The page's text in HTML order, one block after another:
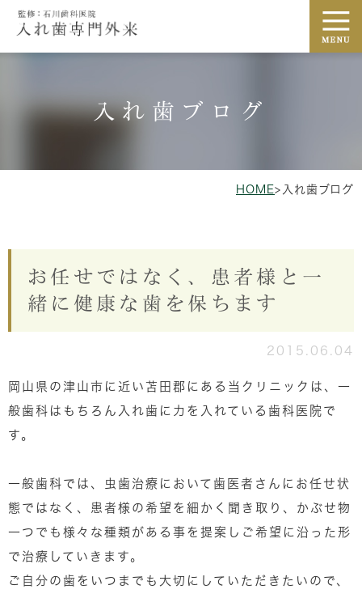
入れ歯ブログ
HOME> 入れ歯ブログ
お任せではなく、患者様と一
緒に健康な歯を保ちます
2015.06.04
岡山県の津山市に近い苫田郡にある当クリニックは、一
般歯科はもちろん入れ歯に力を入れている歯科医院で
す。
一般歯科では、虫歯治療において歯医者さんにお任せ状
態ではなく、患者様の希望を細かく聞き取り、かぶせ物
一つでも様々な種類がある事を提案しご希望に沿った形
で治療していきます。
ご自分の歯をいつまでも大切にしていただきたいので、